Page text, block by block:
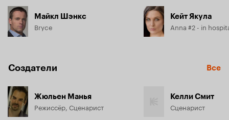
Майкл Шэнкс
Bryce
Кейт Якула
Anna #2 - in
Создатели Все
Жюльен Манья
Режиссёр, Сценарист
Келли Смит
Сценарист